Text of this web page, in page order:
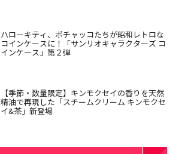
ハローキティ、ポチャッコたちが昭和レトロな
コインケースに！「サンリオキャラクターズ コ
インケース」第２弾
【季節・数量限定】キンモクセイの香りを天然
精油で再現した「スチームクリーム キンモクセ
イ&茶」新登場